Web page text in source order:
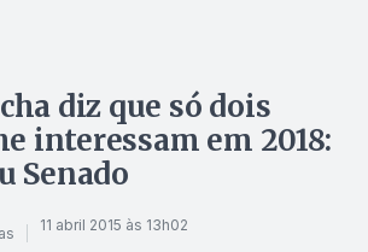
diz que só dois
interessam em 2018:
Senado
11 abril 2015 às 13h02